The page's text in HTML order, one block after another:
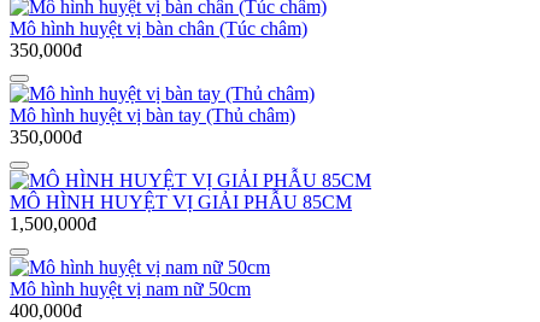
Mô hình huyệt vị bàn chân (Túc châm)
350,000đ
Mô hình huyệt vị bàn tay (Thủ châm)
350,000đ
MÔ HÌNH HUYỆT VỊ GIẢI PHẪU 85CM
1,500,000đ
Mô hình huyệt vị nam nữ 50cm
400,000đ